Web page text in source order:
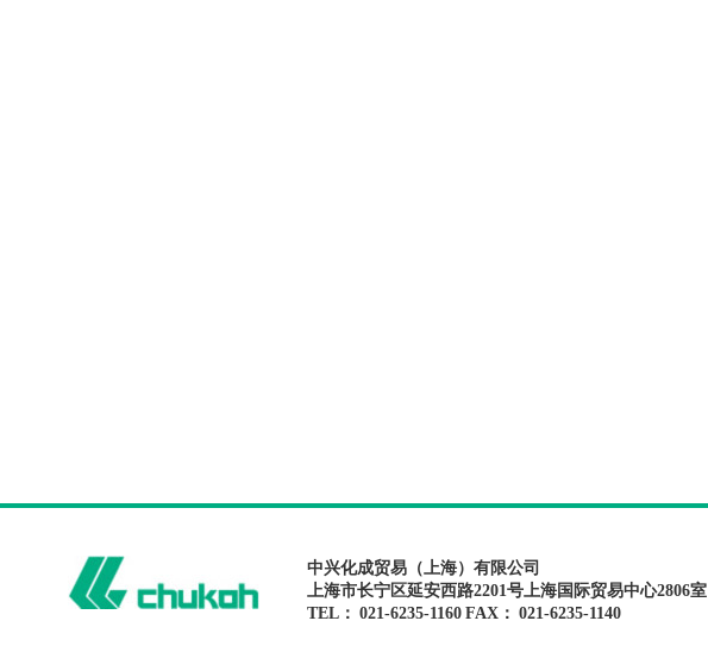
中兴化成贸易（上海）有限公司
上海市长宁区延安西路2201号上海国际贸易中心2806室
TEL： 021-6235-1160 FAX： 021-6235-1140